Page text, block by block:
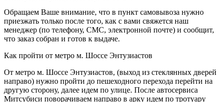
Обращаем Ваше внимание, что в пункт самовывоза нужно
приезжать только после того, как с вами свяжется наш
менеджер (по телефону, СМС, электронной почте) и сообщит,
что заказ собран и готов к выдаче.
Как пройти от метро м. Шоссе Энтузиастов
От метро м. Шоссе Энтузиастов, (выход из стеклянных дверей
направо) нужно пройти до пешеходного перехода перейти на
другую сторону, далее идем по улице. После автосервиса
Митсубиси поворачиваем направо в арку идем по тротуару